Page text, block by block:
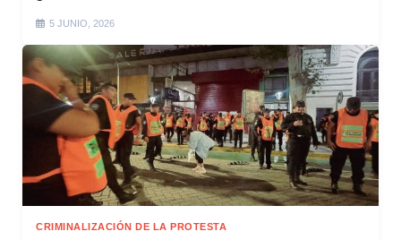
5 JUNIO, 2026
CRIMINALIZACIÓN DE LA PROTESTA